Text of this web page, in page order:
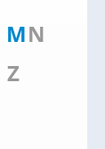
MN
Z